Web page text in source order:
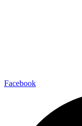
Facebook